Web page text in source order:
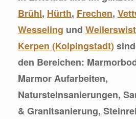
Brühl, Hürth, Frechen,
Wesseling und Weilerswist
Kerpen (Kolpingstadt)
den Bereichen:
Marmor Aufarbeiten,
Natursteinsanierungen,
& Granitsanierung,